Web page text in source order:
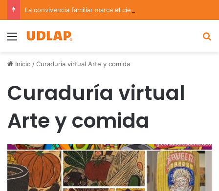
Menu
Inicio /Curaduría virtual Arte y comida
Curaduría virtual
Arte y comida